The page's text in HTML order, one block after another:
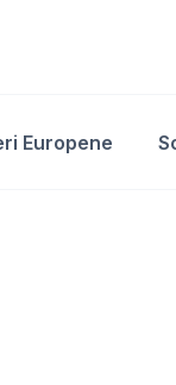
Europene